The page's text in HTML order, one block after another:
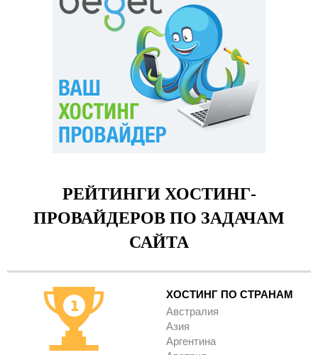
РЕЙТИНГИ ХОСТИНГ-
ПРОВАЙДЕРОВ ПО ЗАДАЧАМ
САЙТА
ХОСТИНГ ПО СТРАНАМ
Австралия
Азия
Аргентина